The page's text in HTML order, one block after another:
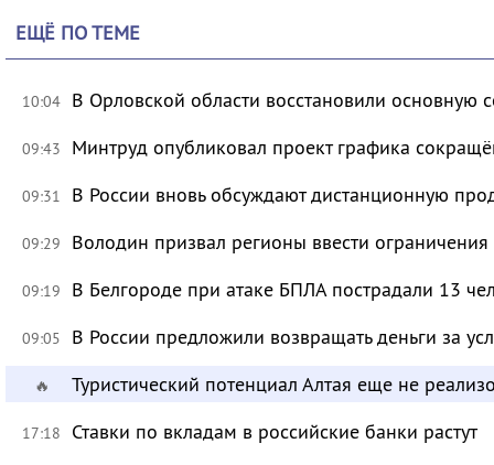
ЕЩЁ ПО ТЕМЕ
10:04 В Орловской области восстановили основную
09:43 Минтруд опубликовал проект графика
09:31 В России вновь обсуждают дистанционную
09:29 Володин призвал регионы ввести
09:19 В Белгороде при атаке БПЛА пострадали 13
09:05 В России предложили возвращать деньги за
🔥 Туристический потенциал Алтая еще не
17:18 Ставки по вкладам в российские банки растут